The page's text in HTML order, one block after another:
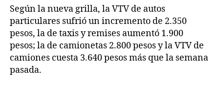
Según la nueva grilla, la VTV de autos
particulares sufrió un incremento de 2.350
pesos, la de taxis y remises aumentó 1.900
pesos; la de camionetas 2.800 pesos y la VTV de
camiones cuesta 3.640 pesos más que la semana
pasada.